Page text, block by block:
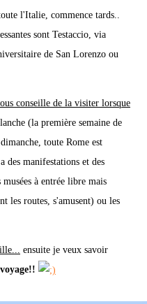
l'Italie, commence tards..
sont Testaccio, via
de San Lorenzo ou
conseille de la visiter lorsque
(la première semaine de
toute Rome est
des manifestations et des
à entrée libre mais
les routes, s'amusent) ou les
ensuite je veux savoir